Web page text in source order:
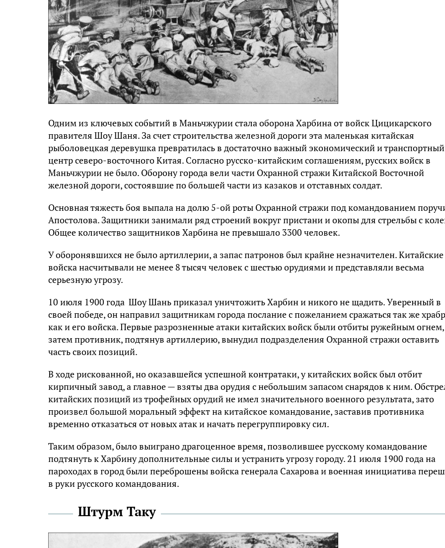
Одним из ключевых событий в Маньчжурии стала оборона Харбина от войск Цицикарского
правителя Шоу Шаня. За счет строительства железной дороги эта маленькая китайская
рыболовецкая деревушка превратилась в достаточно важный экономический и транспортный
центр северо-восточного Китая. Согласно русско-китайским соглашениям, русских войск в
Маньчжурии не было. Оборону города вели части Охранной стражи Китайской Восточной
железной дороги, состоявшие по большей части из казаков и отставных солдат.
Основная тяжесть боя выпала на долю 5-ой роты Охранной стражи под командованием
Апостолова. Защитники занимали ряд строений вокруг пристани и окопы для стрельбы с
Общее количество защитников Харбина не превышало 3300 человек.
У оборонявшихся не было артиллерии, а запас патронов был крайне незначителен. Китайские
войска насчитывали не менее 8 тысяч человек с шестью орудиями и представляли весьма
серьезную угрозу.
10 июля 1900 года Шоу Шань приказал уничтожить Харбин и никого не щадить. Уверенный в
своей победе, он направил защитникам города послание с пожеланием сражаться так же
как и его войска. Первые разрозненные атаки китайских войск были отбиты ружейным
затем противник, подтянув артиллерию, вынудил подразделения Охранной стражи оставить
часть своих позиций.
В ходе рискованной, но оказавшейся успешной контратаки, у китайских войск был отбит
кирпичный завод, а главное — взяты два орудия с небольшим запасом снарядов к ним.
китайских позиций из трофейных орудий не имел значительного военного результата, зато
произвел большой моральный эффект на китайское командование, заставив противника
временно отказаться от новых атак и начать перегруппировку сил.
Таким образом, было выиграно драгоценное время, позволившее русскому командование
подтянуть к Харбину дополнительные силы и устранить угрозу городу. 21 июля 1900 года на
пароходах в город были переброшены войска генерала Сахарова и военная инициатива
в руки русского командования.
Штурм Таку